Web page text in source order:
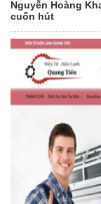
Nguyễn Hoàng
cuốn hút